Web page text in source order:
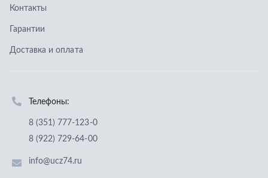
Отправить заявку
Политика конфиденциальности